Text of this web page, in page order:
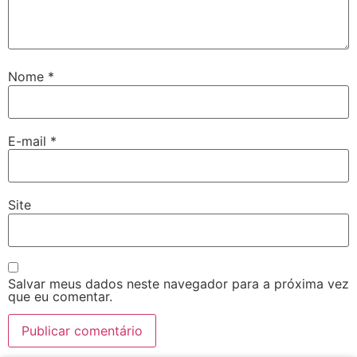
Nome *
E-mail *
Site
Salvar meus dados neste navegador para a próxima vez
que eu comentar.